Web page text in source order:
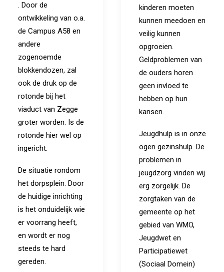
. Door de
ontwikkeling van o.a.
de Campus A58 en
andere
zogenoemde
blokkendozen, zal
ook de druk op de
rotonde bij het
viaduct van Zegge
groter worden. Is de
rotonde hier wel op
ingericht.
De situatie rondom
het dorpsplein. Door
de huidige inrichting
is het onduidelijk wie
er voorrang heeft,
en wordt er nog
steeds te hard
gereden.
kinderen moeten
kunnen meedoen en
veilig kunnen
opgroeien.
Geldproblemen van
de ouders horen
geen invloed te
hebben op hun
kansen.
Jeugdhulp is in onze
ogen gezinshulp. De
problemen in
jeugdzorg vinden wij
erg zorgelijk. De
zorgtaken van de
gemeente op het
gebied van WMO,
Jeugdwet en
Participatiewet
(Sociaal Domein)